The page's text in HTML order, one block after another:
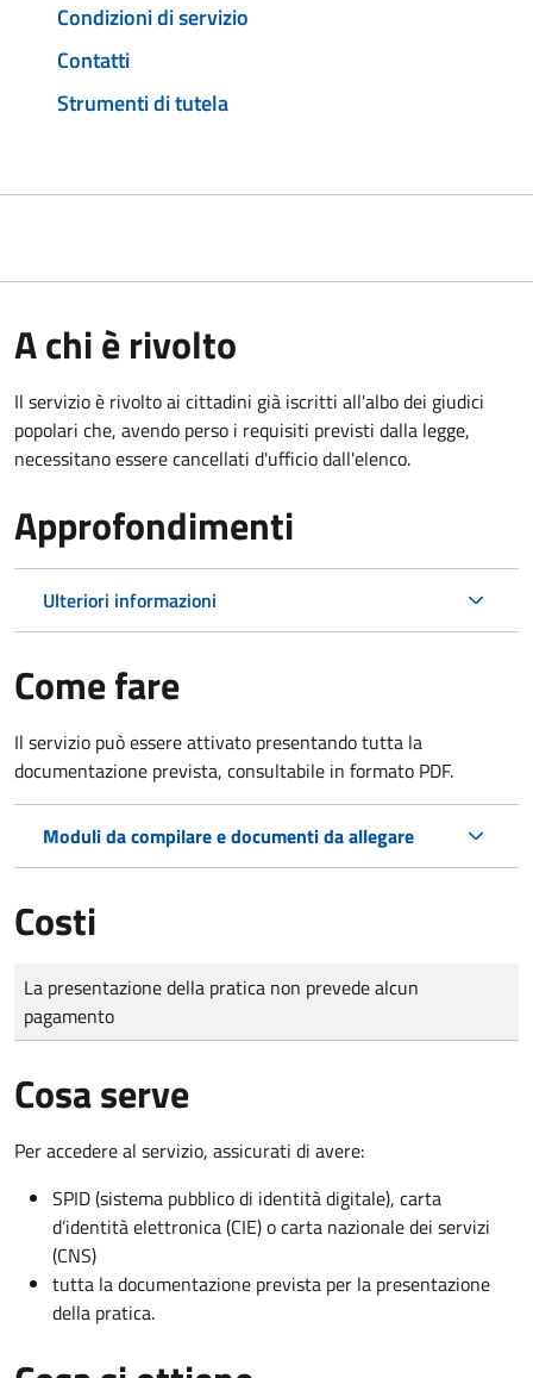
Condizioni di servizio
Contatti
Strumenti di tutela
A chi è rivolto
Il servizio è rivolto ai cittadini già iscritti all'albo dei giudici
popolari che, avendo perso i requisiti previsti dalla legge,
necessitano essere cancellati d'ufficio dall'elenco.
Approfondimenti
Ulteriori informazioni
Come fare
Il servizio può essere attivato presentando tutta la
documentazione prevista, consultabile in formato PDF.
Moduli da compilare e documenti da allegare
Costi
Tipo di pagamento
Importo
La presentazione della pratica non prevede alcun
pagamento
Cosa serve
Per accedere al servizio, assicurati di avere:
SPID (sistema pubblico di identità digitale), carta
d’identità elettronica (CIE) o carta nazionale dei servizi
(CNS)
tutta la documentazione prevista per la presentazione
della pratica.